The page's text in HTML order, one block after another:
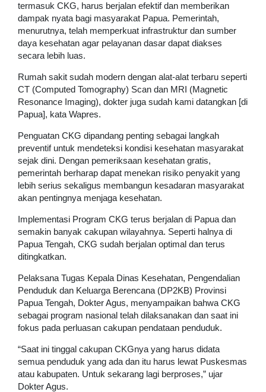
termasuk CKG, harus berjalan efektif dan memberikan
dampak nyata bagi masyarakat Papua. Pemerintah,
menurutnya, telah memperkuat infrastruktur dan sumber
daya kesehatan agar pelayanan dasar dapat diakses
secara lebih luas.
Rumah sakit sudah modern dengan alat-alat terbaru seperti
CT (Computed Tomography) Scan dan MRI (Magnetic
Resonance Imaging), dokter juga sudah kami datangkan [di
Papua], kata Wapres.
Penguatan CKG dipandang penting sebagai langkah
preventif untuk mendeteksi kondisi kesehatan masyarakat
sejak dini. Dengan pemeriksaan kesehatan gratis,
pemerintah berharap dapat menekan risiko penyakit yang
lebih serius sekaligus membangun kesadaran masyarakat
akan pentingnya menjaga kesehatan.
Implementasi Program CKG terus berjalan di Papua dan
semakin banyak cakupan wilayahnya. Seperti halnya di
Papua Tengah, CKG sudah berjalan optimal dan terus
ditingkatkan.
Pelaksana Tugas Kepala Dinas Kesehatan, Pengendalian
Penduduk dan Keluarga Berencana (DP2KB) Provinsi
Papua Tengah, Dokter Agus, menyampaikan bahwa CKG
sebagai program nasional telah dilaksanakan dan saat ini
fokus pada perluasan cakupan pendataan penduduk.
“Saat ini tinggal cakupan CKGnya yang harus didata
semua penduduk yang ada dan itu harus lewat Puskesmas
atau kabupaten. Untuk sekarang lagi berproses,” ujar
Dokter Agus.